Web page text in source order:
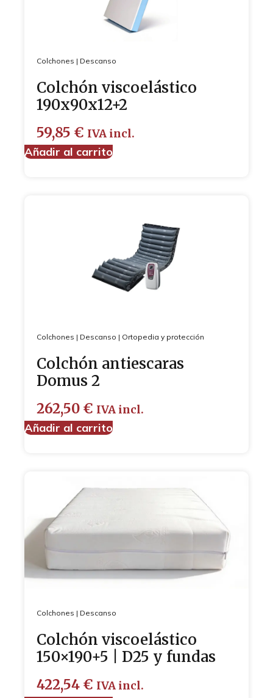
Colchones | Descanso
Colchón viscoelástico
190x90x12+2
59,85 € IVA incl.
Añadir al carrito
Colchones | Descanso | Ortopedia y protección
Colchón antiescaras
Domus 2
262,50 € IVA incl.
Añadir al carrito
Colchones | Descanso
Colchón viscoelástico
150×190+5 | D25 y fundas
422,54 € IVA incl.